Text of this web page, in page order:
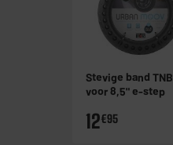
Stevige band TNB
voor 8,5" e-step
12€95